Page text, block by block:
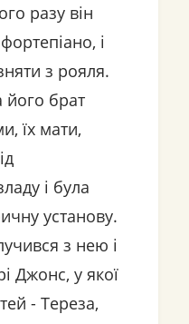
разу він
і
з рояля.
його брат
їх мати,
і була
установу.
з нею і
Джонс, у якої
- Тереза,